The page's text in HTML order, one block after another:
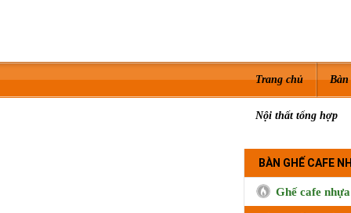
Trang chủ Bàn
Nội thất tổng hợp
BÀN GHẾ CAFE
Ghế cafe nhựa